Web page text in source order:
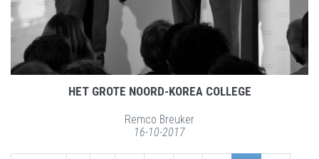
HET GROTE NOORD-KOREA COLLEGE
Remco Breuker
16-10-2017